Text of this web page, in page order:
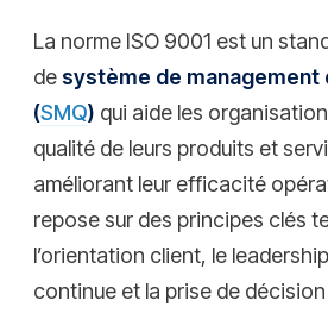
La norme ISO 9001 est un
desystème de management
(SMQ) qui aide les
qualité de leurs produits et
améliorant leur efficacité
repose sur des principes clés
l’orientation client, le
continue et la prise de